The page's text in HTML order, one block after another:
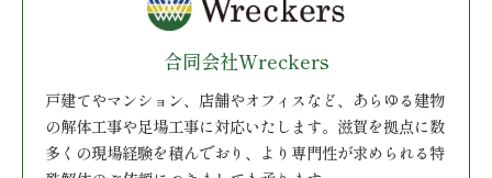
合同会社Wreckers
戸建てやマンション、店舗やオフィスなど、あらゆる建物
の解体工事や足場工事に対応いたします。滋賀を拠点に数
多くの現場経験を積んでおり、より専門性が求められる特